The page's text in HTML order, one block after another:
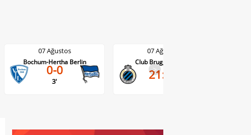
07 Ağustos
Bochum-Hertha Berlin
0-0
3'
07 Ağustos
Club Brugge-Kortrijk
21:45
>